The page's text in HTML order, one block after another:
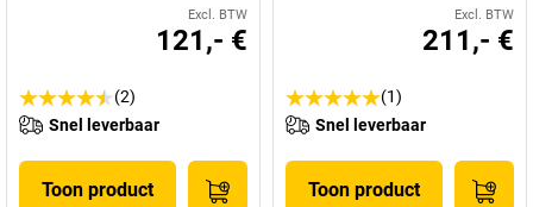
Excl. BTW
121,- €
(2)
Snel leverbaar
Toon product
Excl. BTW
211,- €
(1)
Snel leverbaar
Toon product